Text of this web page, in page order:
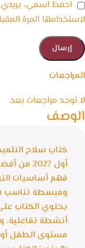
المراجعات
لا توجد مراجعات بعد.
احفظ اسمي، بريدي
لاستخدامها المرة
الوصف
كتاب سلاح
أول
فهم أساسيات
ومبسطة تناسب
يحتوي الكتاب
أنشطة تفاعلية،
مستوى الطفل